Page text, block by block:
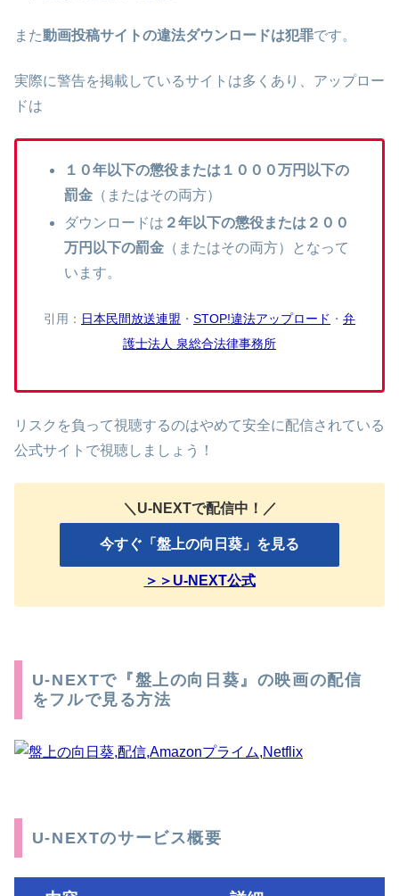
また動画投稿サイトの違法ダウンロードは犯罪です。
実際に警告を掲載しているサイトは多くあり、アップロー
ドは
１０年以下の懲役または１０００万円以下の
罰金 （またはその両方）
ダウンロードは ２年以下の懲役または２００
万円以下の罰金 （またはその両方）となって
います。
引用： 日本民間放送連盟 ・ STOP!違法アップロード ・ 弁
護士法人 泉総合法律事務所
リスクを負って視聴するのはやめて安全に配信されている
公式サイトで視聴しましょう！
＼U-NEXTで配信中！／
今すぐ「盤上の向日葵」を見る
＞＞U-NEXT公式
U-NEXTで『盤上の向日葵』の映画の配信
をフルで見る方法
U-NEXTのサービス概要